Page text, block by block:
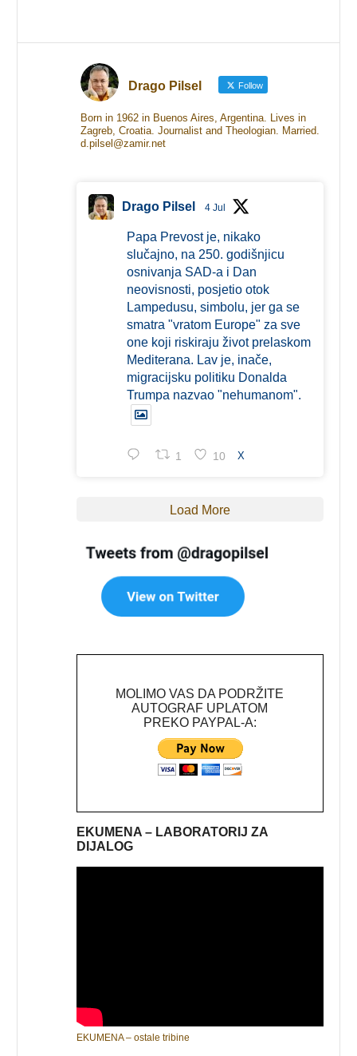
Drago Pilsel Follow
Born in 1962 in Buenos Aires, Argentina. Lives in
Zagreb, Croatia. Journalist and Theologian. Married.
d.pilsel@zamir.net
Drago Pilsel 4 Jul
Papa Prevost je, nikako
slučajno, na 250. godišnjicu
osnivanja SAD-a i Dan
neovisnosti, posjetio otok
Lampedusu, simbolu, jer ga se
smatra "vratom Europe" za sve
one koji riskiraju život prelaskom
Mediterana. Lav je, inače,
migracijsku politiku Donalda
Trumpa nazvao "nehumanom".
1 10 X
Load More
MOLIMO VAS DA PODRŽITE
AUTOGRAF UPLATOM
PREKO PAYPAL-A:
EKUMENA – LABORATORIJ ZA
DIJALOG
EKUMENA – ostale tribine